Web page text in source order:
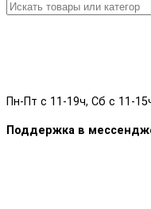
Пн-Пт с 11-19ч, Сб с 11-
Поддержка в